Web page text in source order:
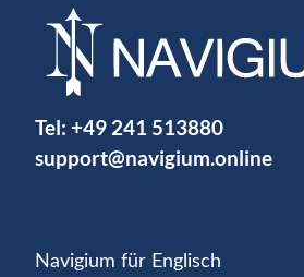
Tel: +49 241 513880
support@navigium.online
Navigium für Englisch